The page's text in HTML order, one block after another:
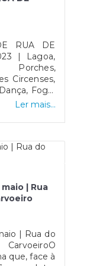
de junho,
que esta
e as
de
EN125
do
de
Mouzinho
Figueiredo |
| Largo
entre as
sob
de
de maioO
que, face à
Festa da
da
estará
RUA DE
| Lagoa,
Porches,
Circenses,
Fogo,
Ler mais...
| Rua
| Rua do
que, face à